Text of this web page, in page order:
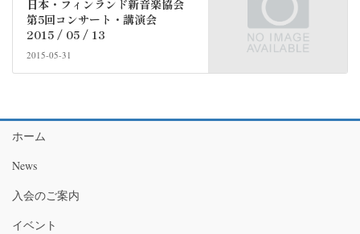
日本・フィンランド新音楽協会
第5回コンサート・講演会
2015 / 05 / 13
2015-05-31
ホーム
News
入会のご案内
イベント